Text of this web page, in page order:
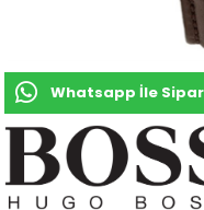
Whatsapp İle